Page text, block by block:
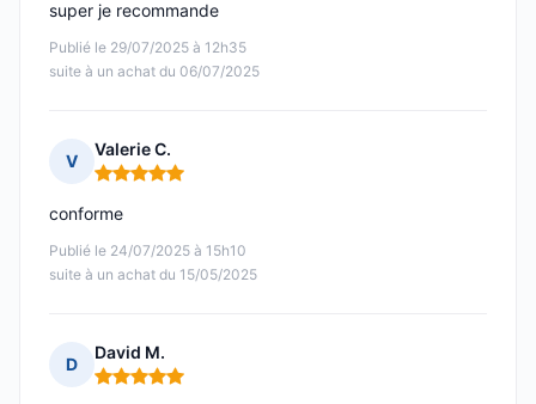
Publié le 29/07/2025 à 12h35
suite à un achat du 06/07/2025
super je recommande
V
Valerie C.
Note : 5 sur 5
Publié le 24/07/2025 à 15h10
suite à un achat du 15/05/2025
conforme
D
David M.
Note : 5 sur 5